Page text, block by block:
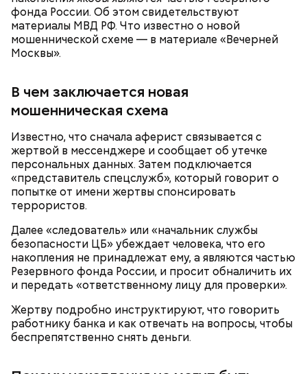
фонда России. Об этом свидетельствуют
материалы МВД РФ. Что известно о новой
мошеннической схеме — в материале «Вечерней
Москвы».
В чем заключается новая
мошенническая схема
Известно, что сначала аферист связывается с
жертвой в мессенджере и сообщает об утечке
персональных данных. Затем подключается
«представитель спецслужб», который говорит о
попытке от имени жертвы спонсировать
террористов.
Далее «следователь» или «начальник службы
безопасности ЦБ» убеждает человека, что его
накопления не принадлежат ему, а являются частью
Резервного фонда России, и просит обналичить их
и передать «ответственному лицу для проверки».
Жертву подробно инструктируют, что говорить
работнику банка и как отвечать на вопросы, чтобы
беспрепятственно снять деньги.